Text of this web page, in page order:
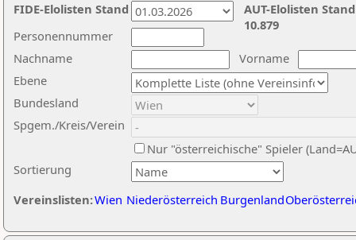
Nachname
Vorname
Ebene
Sortierung
Personennummer
Bundesland
Spgem./Kreis/Verein
Nur "österreichische" Spieler
Vereinslisten:Wien Niederösterreich Burgenland
AUT-Elolisten
10.879
FIDE-Elolisten Stand